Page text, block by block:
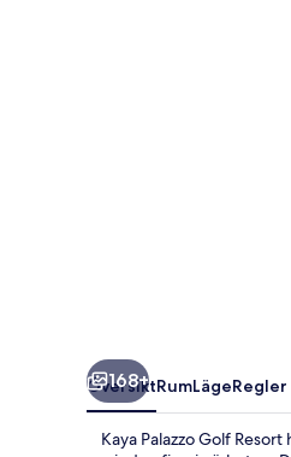
168+
ÖversiktRumLägeRegler
Kaya Palazzo Golf